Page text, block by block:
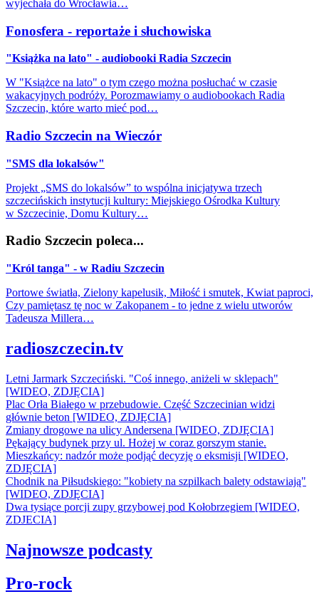
wyjechała do Wrocławia…
Fonosfera - reportaże i słuchowiska
"Książka na lato" - audiobooki Radia Szczecin
W "Książce na lato" o tym czego można posłuchać w czasie
wakacyjnych podróży. Porozmawiamy o audiobookach Radia
Szczecin, które warto mieć pod…
Radio Szczecin na Wieczór
"SMS dla lokalsów"
Projekt „SMS do lokalsów” to wspólna inicjatywa trzech
szczecińskich instytucji kultury: Miejskiego Ośrodka Kultury
w Szczecinie, Domu Kultury…
Radio Szczecin poleca...
"Król tanga" - w Radiu Szczecin
Portowe światła, Zielony kapelusik, Miłość i smutek, Kwiat paproci,
Czy pamiętasz tę noc w Zakopanem - to jedne z wielu utworów
Tadeusza Millera…
radioszczecin.tv
Letni Jarmark Szczeciński. "Coś innego, aniżeli w sklepach"
[WIDEO, ZDJĘCIA]
Plac Orła Białego w przebudowie. Część Szczecinian widzi
głównie beton [WIDEO, ZDJĘCIA]
Zmiany drogowe na ulicy Andersena [WIDEO, ZDJĘCIA]
Pękający budynek przy ul. Hożej w coraz gorszym stanie.
Mieszkańcy: nadzór może podjąć decyzję o eksmisji [WIDEO,
ZDJĘCIA]
Chodnik na Piłsudskiego: "kobiety na szpilkach balety odstawiają"
[WIDEO, ZDJĘCIA]
Dwa tysiące porcji zupy grzybowej pod Kołobrzegiem [WIDEO,
ZDJECIA]
Najnowsze podcasty
Pro-rock